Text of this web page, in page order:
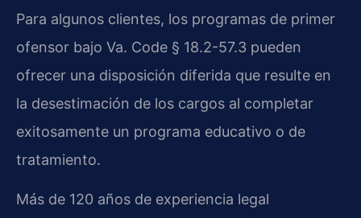
Para algunos clientes, los programas de primer
ofensor bajo Va. Code § 18.2-57.3 pueden
ofrecer una disposición diferida que resulte en
la desestimación de los cargos al completar
exitosamente un programa educativo o de
tratamiento.
Más de 120 años de experiencia legal